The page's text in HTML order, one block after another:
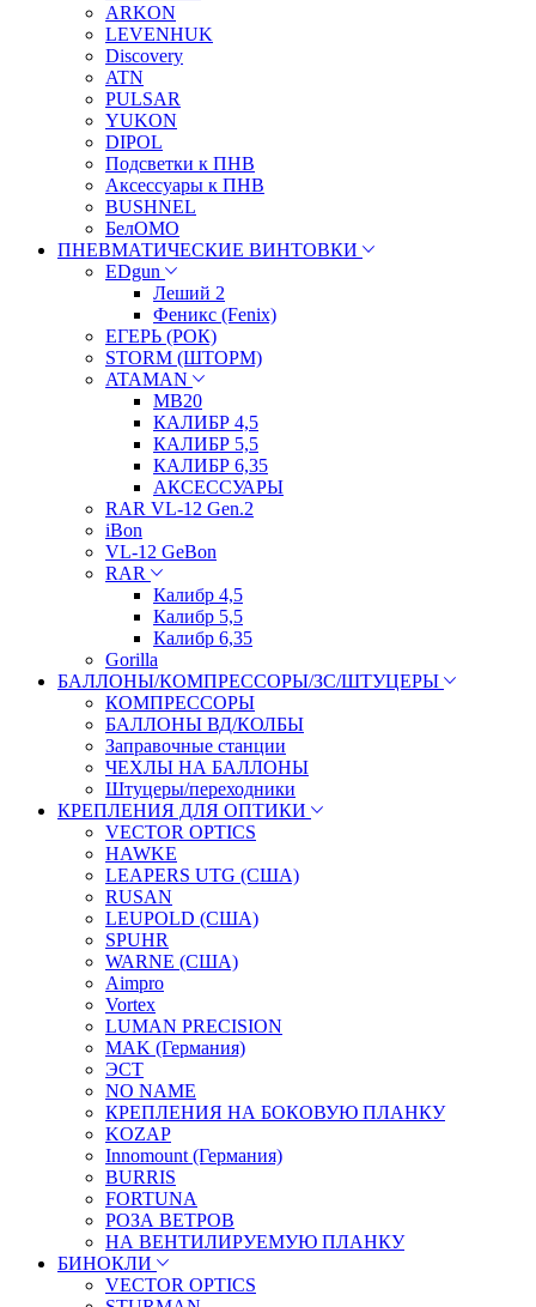
ARKON
LEVENHUK
Discovery
ATN
PULSAR
YUKON
DIPOL
Подсветки к ПНВ
Аксессуары к ПНВ
BUSHNEL
БелОМО
ПНЕВМАТИЧЕСКИЕ ВИНТОВКИ
EDgun
Леший 2
Феникс (Fenix)
ЕГЕРЬ (РОК)
STORM (ШТОРМ)
ATAMAN
МВ20
КАЛИБР 4,5
КАЛИБР 5,5
КАЛИБР 6,35
АКСЕССУАРЫ
RAR VL-12 Gen.2
iBon
VL-12 GeBon
RAR
Калибр 4,5
Калибр 5,5
Калибр 6,35
Gorilla
БАЛЛОНЫ/КОМПРЕССОРЫ/ЗС/ШТУЦЕРЫ
КОМПРЕССОРЫ
БАЛЛОНЫ ВД/КОЛБЫ
Заправочные станции
ЧЕХЛЫ НА БАЛЛОНЫ
Штуцеры/переходники
КРЕПЛЕНИЯ ДЛЯ ОПТИКИ
VECTOR OPTICS
HAWKE
LEAPERS UTG (США)
RUSAN
LEUPOLD (США)
SPUHR
WARNE (США)
Aimpro
Vortex
LUMAN PRECISION
MAK (Германия)
ЭСТ
NO NAME
КРЕПЛЕНИЯ НА БОКОВУЮ ПЛАНКУ
KOZAP
Innomount (Германия)
BURRIS
FORTUNA
РОЗА ВЕТРОВ
НА ВЕНТИЛИРУЕМУЮ ПЛАНКУ
БИНОКЛИ
VECTOR OPTICS